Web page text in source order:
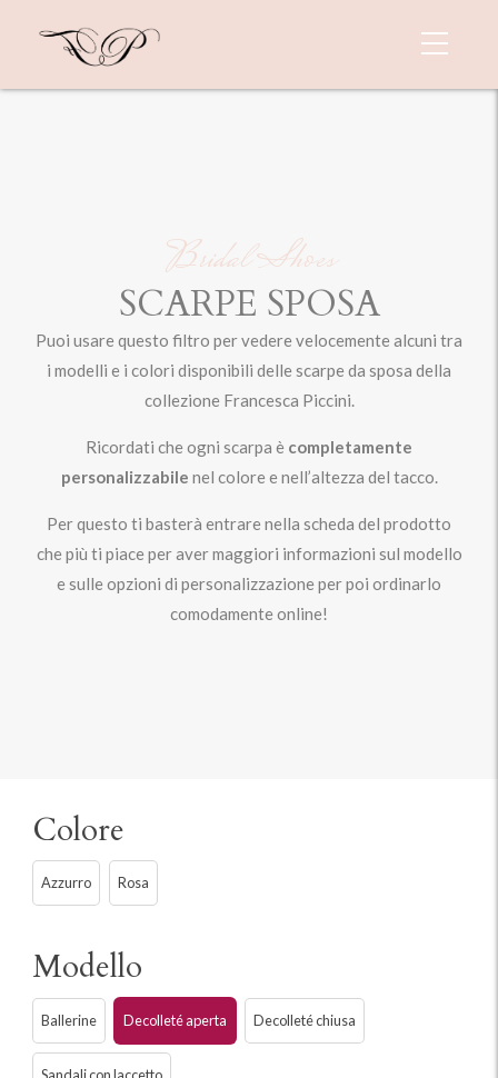
Bridal Shoes
SCARPE SPOSA
Puoi usare questo filtro per vedere velocemente alcuni tra
i modelli e i colori disponibili delle scarpe da sposa della
collezione Francesca Piccini.
Ricordati che ogni scarpa è completamente
personalizzabile nel colore e nell’altezza del tacco.
Per questo ti basterà entrare nella scheda del prodotto
che più ti piace per aver maggiori informazioni sul modello
e sulle opzioni di personalizzazione per poi ordinarlo
comodamente online!
Colore
Azzurro Rosa
Modello
Ballerine Decolleté aperta Decolleté chiusa
Sandali con laccetto